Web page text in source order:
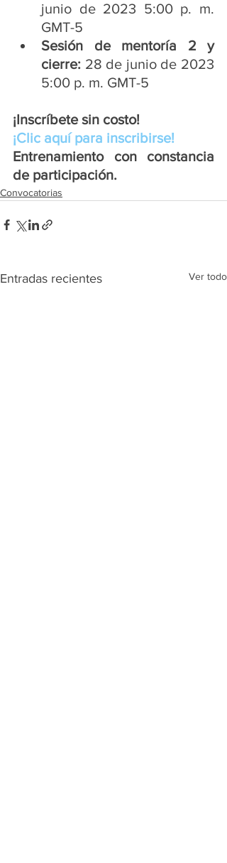
junio de 2023 5:00 p. m.
GMT-5
Sesión de mentoría 2 y
cierre: 28 de junio de 2023
5:00 p. m. GMT-5
¡Inscríbete sin costo!
¡Clic aquí para inscribirse!
Entrenamiento con constancia
de participación.
Convocatorias
Entradas recientes Ver todo